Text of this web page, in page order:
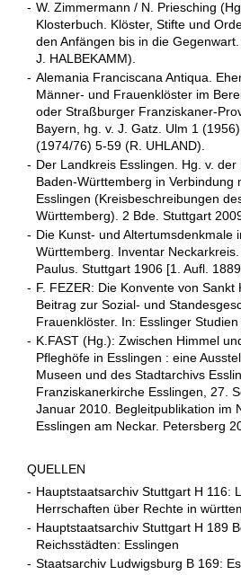
- W. Zimmermann / N. Priesching
Klosterbuch. Klöster, Stifte und
den Anfängen bis in die
J. HALBEKAMM).
- Alemania Franciscana Antiqua.
Männer- und Frauenklöster im
oder Straßburger Franziskaner-
Bayern, hg. v. J. Gatz. Ulm 1
(1974/76) 5-59 (R. UHLAND).
- Der Landkreis Esslingen. Hg. v.
Baden-Württemberg in Verbindung
Esslingen (Kreisbeschreibungen
Württemberg). 2 Bde. Stuttgart
- Die Kunst- und Altertumsdenkmale
Württemberg. Inventar
Paulus. Stuttgart 1906 [1. Aufl.
- F. FEZER: Die Konvente von Sankt
Beitrag zur Sozial- und
Frauenklöster. In: Esslinger
- K.FAST (Hg.): Zwischen Himmel
Pfleghöfe in Esslingen : eine
Museen und des Stadtarchivs
Franziskanerkirche Esslingen, 27.
Januar 2010. Begleitpublikation im
Esslingen am Neckar. Petersberg
QUELLEN
- Hauptstaatsarchiv Stuttgart H 116:
Herrschaften über Rechte in
- Hauptstaatsarchiv Stuttgart H 189
Reichsstädten: Esslingen
- Staatsarchiv Ludwigsburg B 169: